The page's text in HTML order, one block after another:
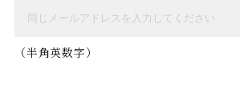
（半角英数字）